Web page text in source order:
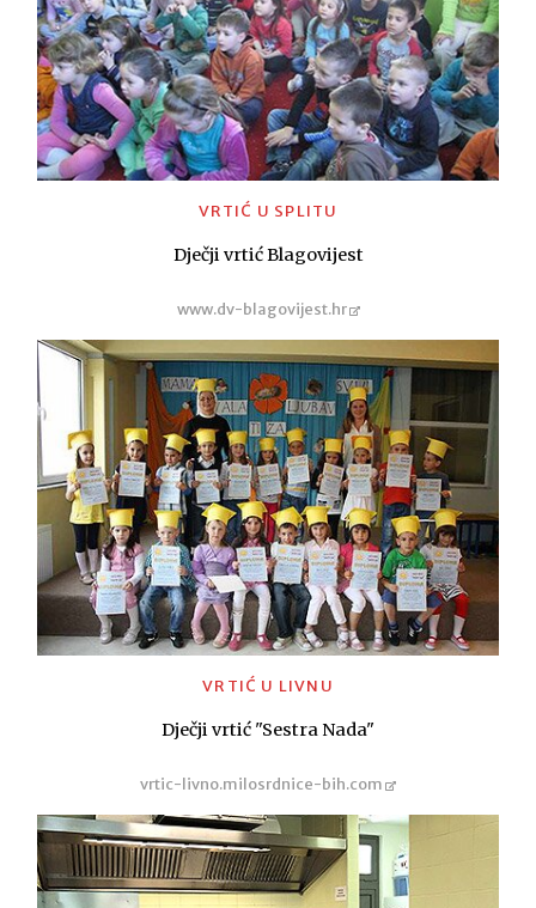
VRTIĆ U SPLITU
Dječji vrtić Blagovijest
www.dv-blagovijest.hr
VRTIĆ U LIVNU
Dječji vrtić "Sestra Nada"
vrtic-livno.milosrdnice-bih.com